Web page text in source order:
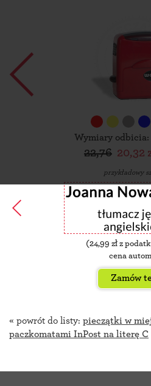
Wymiary odbicia:
22,76 20,32
przykładowy
(24,99 zł z
cena
Zamów
« powrót do listy: pieczątki w
paczkomatami InPost na literę C